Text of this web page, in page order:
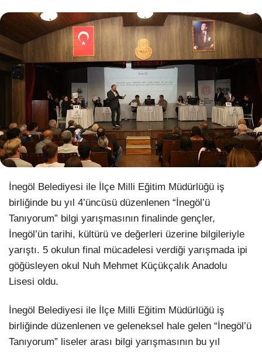
WhatsApp İhbar Hattı
Facebook
Instagram
Youtube
Pinterest
Dribbble
LinkedIn
İnegöl Belediyesi ile İlçe Milli Eğitim Müdürlüğü iş
birliğinde bu yıl 4’üncüsü düzenlenen “İnegöl’ü
Tanıyorum” bilgi yarışmasının finalinde gençler,
İnegöl’ün tarihi, kültürü ve değerleri üzerine bilgileriyle
yarıştı. 5 okulun final mücadelesi verdiği yarışmada ipi
göğüsleyen okul Nuh Mehmet Küçükçalık Anadolu
Lisesi oldu.
İnegöl Belediyesi ile İlçe Milli Eğitim Müdürlüğü iş
birliğinde düzenlenen ve geleneksel hale gelen “İnegöl’ü
Tanıyorum” liseler arası bilgi yarışmasının bu yıl